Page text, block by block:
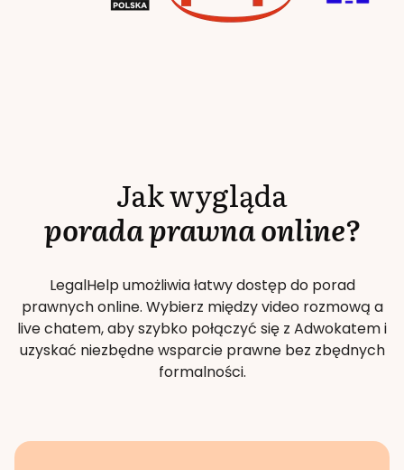
Jak wygląda
porada prawna online?
LegalHelp umożliwia łatwy dostęp do porad
prawnych online. Wybierz między video rozmową a
live chatem, aby szybko połączyć się z Adwokatem i
uzyskać niezbędne wsparcie prawne bez zbędnych
formalności.